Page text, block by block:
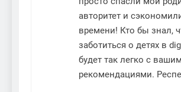
авторитет и
времени! Кто бы знал,
заботиться о детях в
будет так легко с
рекомендациями.